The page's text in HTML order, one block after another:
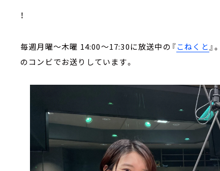
！
毎週月曜～木曜 14:00～17:30に放送中の『こねくと
のコンビでお送りしています。